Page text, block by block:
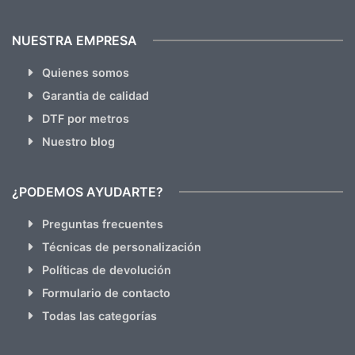
NUESTRA EMPRESA
Quienes somos
Garantia de calidad
DTF por metros
Nuestro blog
¿PODEMOS AYUDARTE?
Preguntas frecuentes
Técnicas de personalización
Políticas de devolución
Formulario de contacto
Todas las categorías